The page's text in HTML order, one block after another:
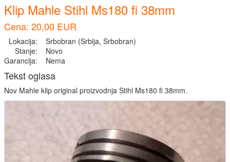
Klip Mahle Stihl Ms180 fi 38mm
Cena: 20,00 EUR
Lokacija:
Srbobran (Srbija, Srbobran)
Stanje:
Novo
Garancija:
Nema
Tekst oglasa
Nov Mahle klip original proizvodnja Stihl Ms180 fi 38mm.